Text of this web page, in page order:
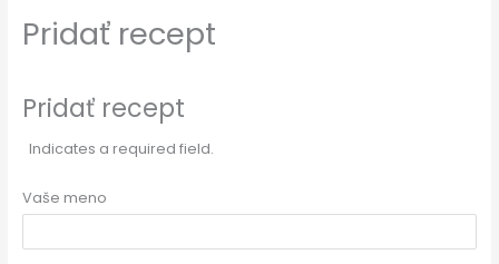
Pridať recept
Pridať recept
Indicates a required field.
Vaše meno